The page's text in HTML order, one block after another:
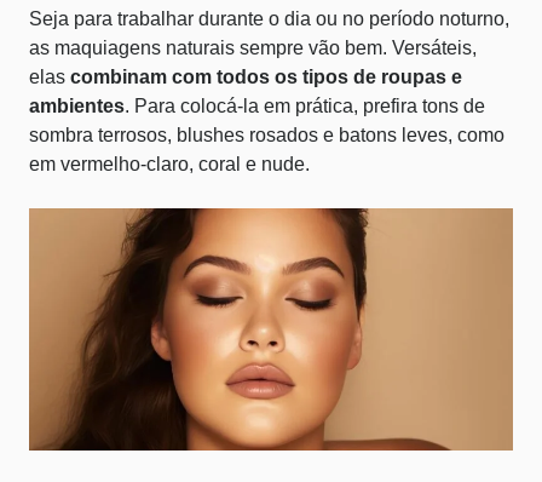
Seja para trabalhar durante o dia ou no período noturno,
as maquiagens naturais sempre vão bem. Versáteis,
elas combinam com todos os tipos de roupas e
ambientes. Para colocá-la em prática, prefira tons de
sombra terrosos, blushes rosados e batons leves, como
em vermelho-claro, coral e nude.